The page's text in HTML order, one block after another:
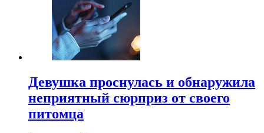
Девушка проснулась и обнаружила
неприятный сюрприз от своего
питомца